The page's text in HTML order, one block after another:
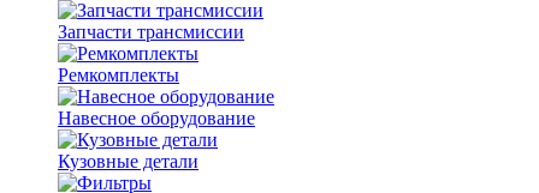
Запчасти трансмиссии
Ремкомплекты
Навесное оборудование
Кузовные детали